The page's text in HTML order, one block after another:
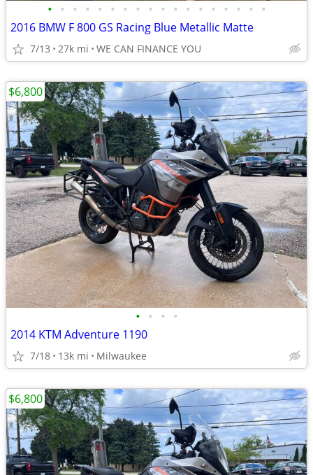
• • • • • • • • • • • • • • • • • •
2016 BMW F 800 GS Racing Blue Metallic Matte
7/13 27k mi WE CAN FINANCE YOU
• • • •
2014 KTM Adventure 1190
7/18 13k mi Milwaukee
$6,800
$6,800